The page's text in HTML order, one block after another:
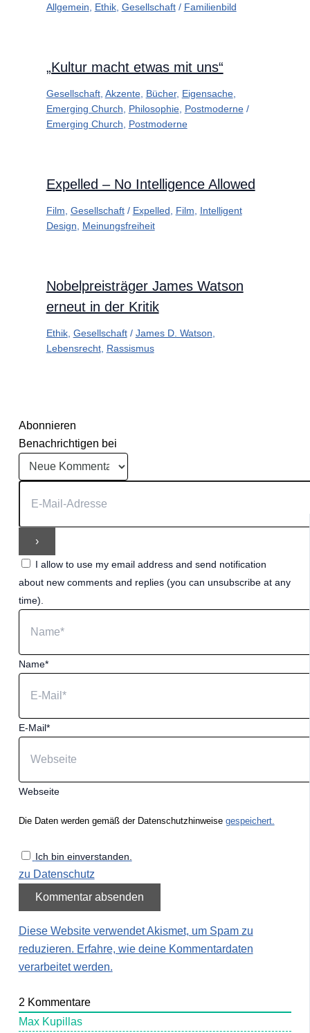
Allgemein Ethik, Gesellschaft/ Familienbild
„Kultur macht etwas mit uns“
Gesellschaft, Akzente, Bücher, Eigensache,
Emerging Church
Philosophie, Postmoderne/
Emerging Church
Postmoderne
Expelled – No Intelligence Allowed
Film Gesellschaft/ Expelled Film
Intelligent
Design
Meinungsfreiheit
Nobelpreisträger James Watson
erneut in der Kritik
Ethik, Gesellschaft/ James D. Watson
Lebensrecht, Rassismus
Abonnieren
Benachrichtigen bei
I allow to use my email address and send notification
about new comments and replies (you can unsubscribe at any
time).
Name*
E-Mail*
Webseite
Die Daten werden gemäß der Datenschutzhinweise gespeichert.
Ich bin einverstanden.
zu Datenschutz
Diese Website verwendet Akismet, um Spam zu
reduzieren. Erfahre, wie deine Kommentardaten
verarbeitet werden.
2 Kommentare
Max Kupillas